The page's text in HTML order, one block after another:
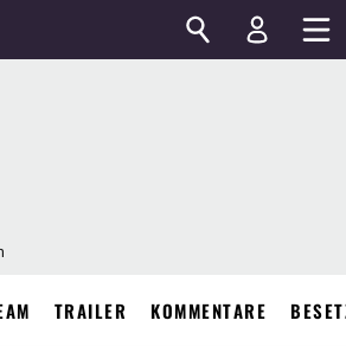
TRAILER KOMMENTARE